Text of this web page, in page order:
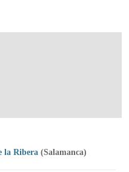
la Ribera (Salamanca)